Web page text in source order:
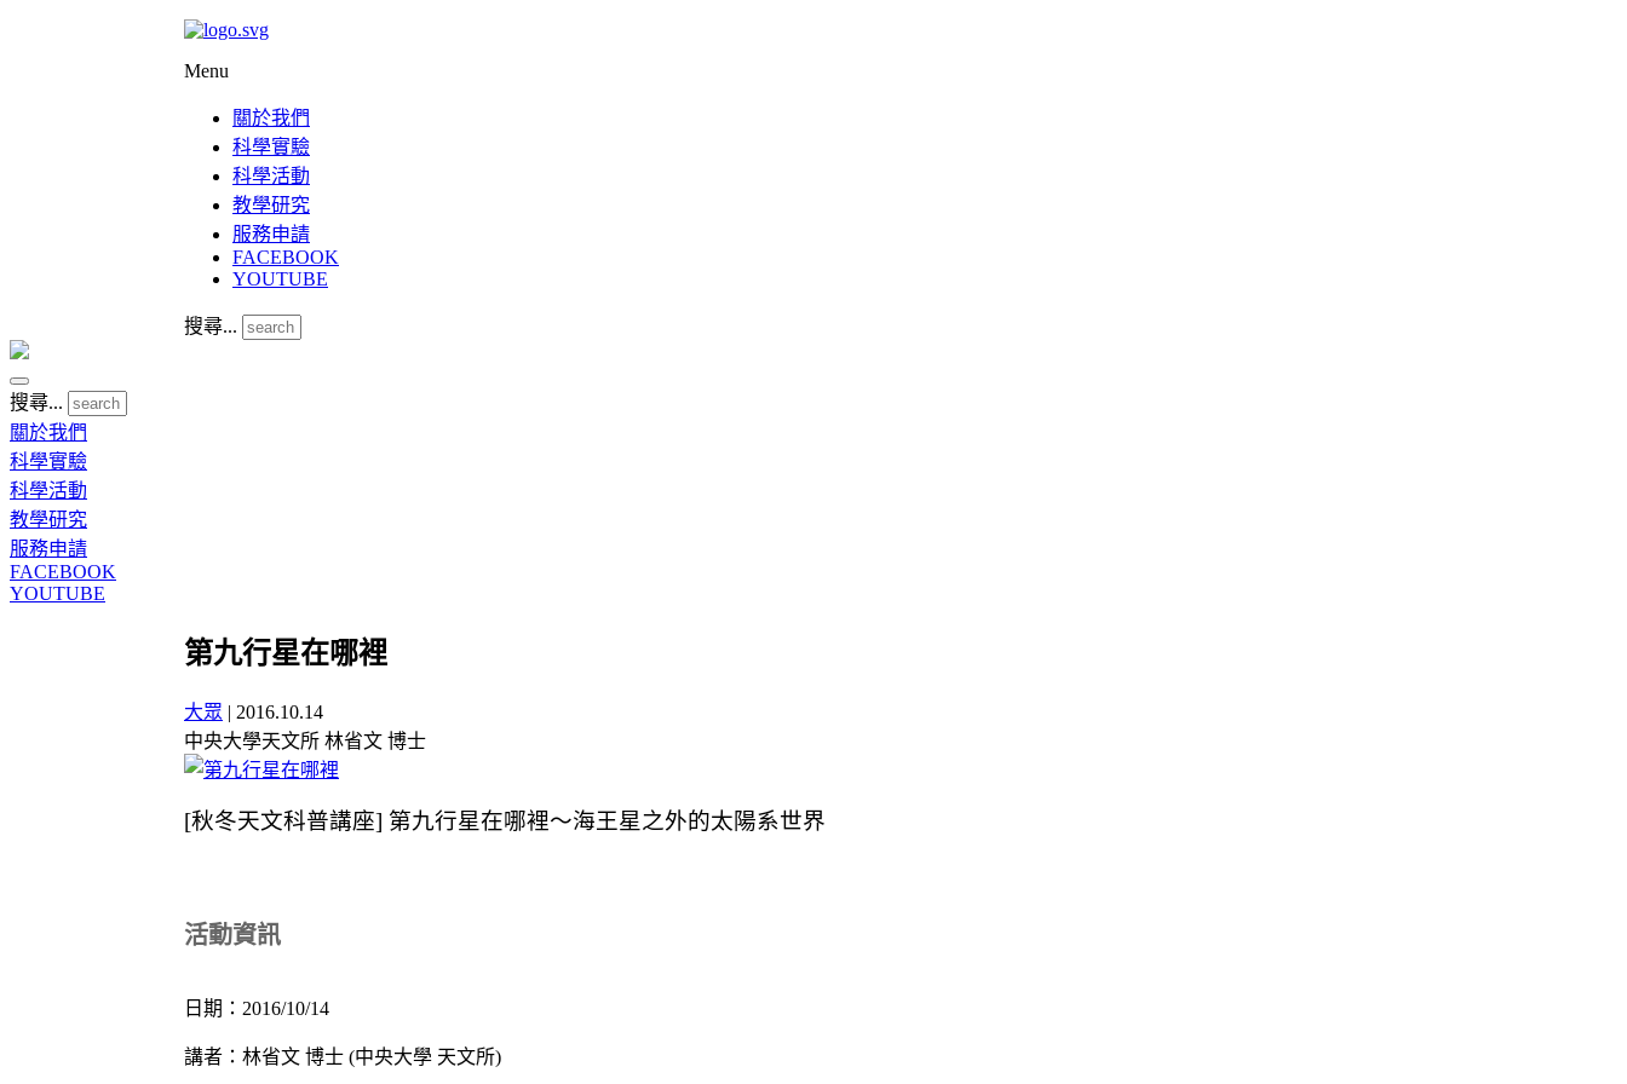
Menu
關於我們
科學實驗
科學活動
教學研究
服務申請
FACEBOOK
YOUTUBE
搜尋...
搜尋...
關於我們
科學實驗
科學活動
教學研究
服務申請
FACEBOOK
YOUTUBE
第九行星在哪裡
大眾 | 2016.10.14
中央大學天文所 林省文 博士
[秋冬天文科普講座] 第九行星在哪裡～海王星之外的太陽系世界
活動資訊
日期：2016/10/14
講者：林省文 博士 (中央大學 天文所)